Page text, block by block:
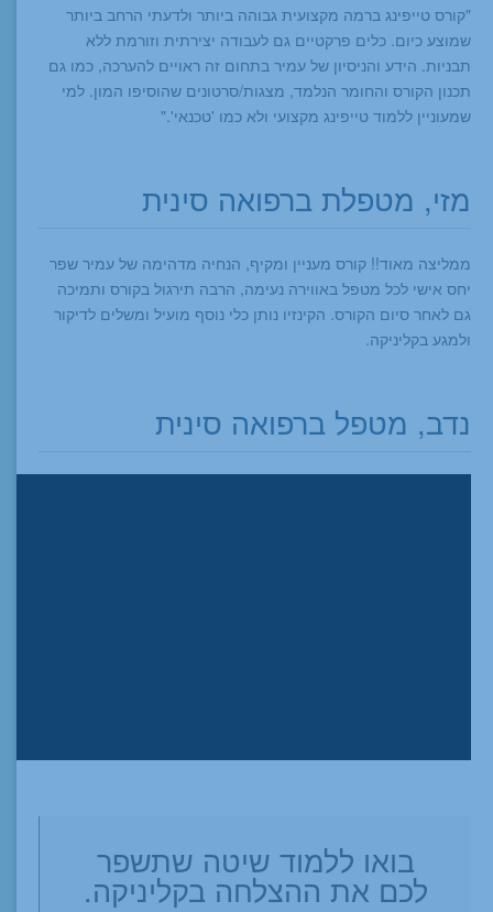
"קורס טייפינג ברמה מקצועית גבוהה ביותר ולדעתי הרחב ביותר
שמוצע כיום. כלים פרקטיים גם לעבודה יצירתית וזורמת ללא
תבניות. הידע והניסיון של עמיר בתחום זה ראויים להערכה, כמו גם
תכנון הקורס והחומר הנלמד, מצגות/סרטונים שהוסיפו המון. למי
שמעוניין ללמוד טייפינג מקצועי ולא כמו 'טכנאי'."
מזי, מטפלת ברפואה סינית
ממליצה מאוד!! קורס מעניין ומקיף, הנחיה מדהימה של עמיר שפר
יחס אישי לכל מטפל באווירה נעימה, הרבה תירגול בקורס ותמיכה
גם לאחר סיום הקורס. הקינזיו נותן כלי נוסף מועיל ומשלים לדיקור
ולמגע בקליניקה.
נדב, מטפל ברפואה סינית
בואו ללמוד שיטה שתשפר
לכם את ההצלחה בקליניקה.